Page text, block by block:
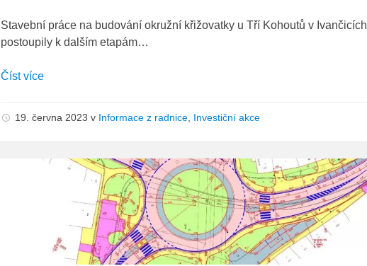
Stavební práce na budování okružní křižovatky u Tří Kohoutů v Ivančicích
postoupily k dalším etapám…
Číst více
19. června 2023v Informace z radnice Investiční akce
3K_situace